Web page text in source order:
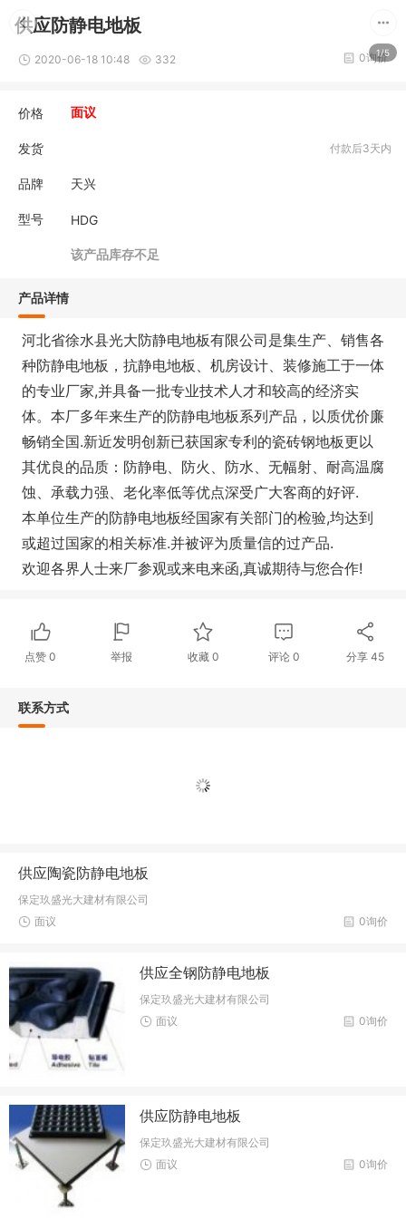
1/5
供应防静电地板
2020-06-18 10:48 332 0询价
价格 面议
发货 付款后3天内
品牌 天兴
型号 HDG
该产品库存不足
产品详情
河北省徐水县光大防静电地板有限公司是集生产、销售各
种防静电地板，抗静电地板、机房设计、装修施工于一体
的专业厂家,并具备一批专业技术人才和较高的经济实
体。本厂多年来生产的防静电地板系列产品，以质优价廉
畅销全国.新近发明创新已获国家专利的瓷砖钢地板更以
其优良的品质：防静电、防火、防水、无幅射、耐高温腐
蚀、承载力强、老化率低等优点深受广大客商的好评.
本单位生产的防静电地板经国家有关部门的检验,均达到
或超过国家的相关标准.并被评为质量信的过产品.
欢迎各界人士来厂参观或来电来函,真诚期待与您合作!
点赞0 举报 收藏 0 评论0 分享45
联系方式
供应陶瓷防静电地板
保定玖盛光大建材有限公司
0询价
面议
供应全钢防静电地板
保定玖盛光大建材有限公司
0询价
面议
供应防静电地板
保定玖盛光大建材有限公司
0询价
面议